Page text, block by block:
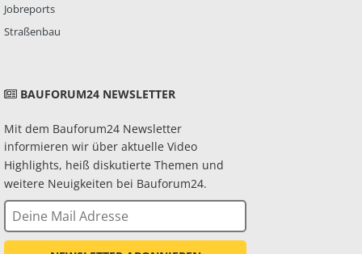
Jobreports
Straßenbau
BAUFORUM24 NEWSLETTER
Mit dem Bauforum24 Newsletter
informieren wir über aktuelle Video
Highlights, heiß diskutierte Themen und
weitere Neuigkeiten bei Bauforum24.